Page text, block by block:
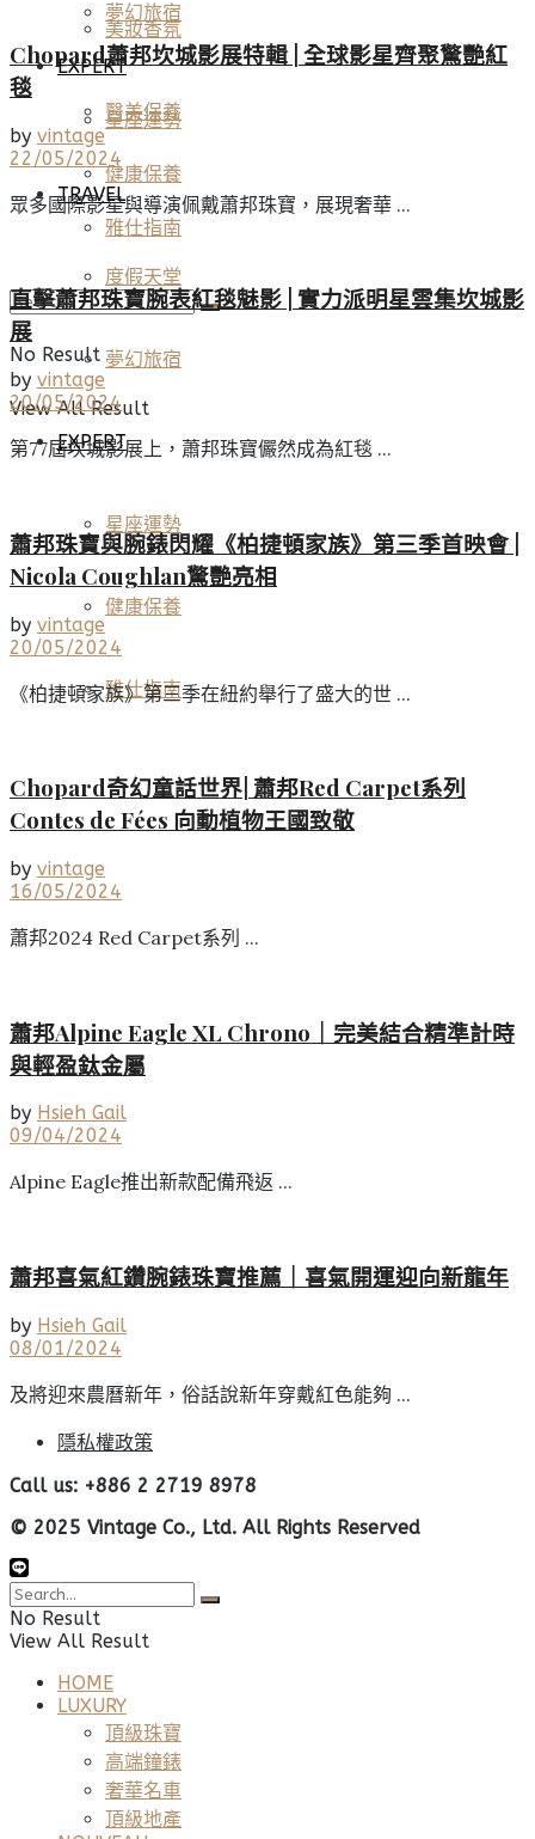
美妝香氛
醫美保養
TRAVEL
度假天堂
夢幻旅宿
EXPERT
星座運勢
健康保養
雅仕指南
夢幻旅宿
EXPERT
星座運勢
健康保養
雅仕指南
No Result
View All Result
Chopard蕭邦坎城影展特輯 | 全球影星齊聚驚艷紅
毯
by vintage
22/05/2024
眾多國際影星與導演佩戴蕭邦珠寶，展現奢華 ...
直擊蕭邦珠寶腕表紅毯魅影 | 實力派明星雲集坎城影
展
by vintage
20/05/2024
第77屆坎城影展上，蕭邦珠寶儼然成為紅毯 ...
蕭邦珠寶與腕錶閃耀《柏捷頓家族》第三季首映會 |
Nicola Coughlan驚艷亮相
by vintage
20/05/2024
《柏捷頓家族》第三季在紐約舉行了盛大的世 ...
Chopard奇幻童話世界| 蕭邦Red Carpet系列
Contes de Fées 向動植物王國致敬
by vintage
16/05/2024
蕭邦2024 Red Carpet系列 ...
蕭邦Alpine Eagle XL Chrono｜完美結合精準計時
與輕盈鈦金屬
by Hsieh Gail
09/04/2024
Alpine Eagle推出新款配備飛返 ...
蕭邦喜氣紅鑽腕錶珠寶推薦｜喜氣開運迎向新龍年
by Hsieh Gail
08/01/2024
及將迎來農曆新年，俗話說新年穿戴紅色能夠 ...
隱私權政策
Call us: +886 2 2719 8978
© 2025 Vintage Co., Ltd. All Rights Reserved
No Result
View All Result
HOME
LUXURY
頂級珠寶
高端鐘錶
奢華名車
頂級地產